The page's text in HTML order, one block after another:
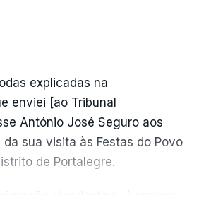
explicadas na
enviei [ao Tribunal
António José Seguro aos
sua visita às Festas do Povo
de Portalegre.